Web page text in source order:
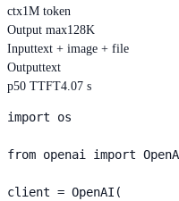
ctx1M token
Output max128K
Inputtext + image + file
Outputtext
p50 TTFT4.07 s
import os
from openai import
client = OpenAI(